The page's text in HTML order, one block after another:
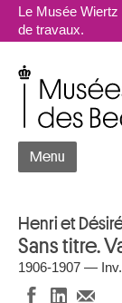
Le Musée
de travaux.
Menu
Henri et
Sans titre.
1906-1907 —